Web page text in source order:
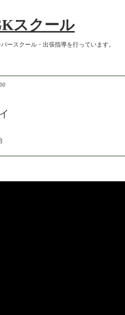
スクール
ースクール・出張指導を行っています。